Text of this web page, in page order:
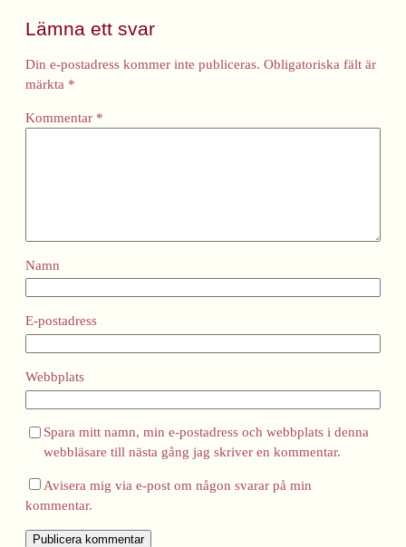
Lämna ett svar
Din e-postadress kommer inte publiceras. Obligatoriska fält är
märkta *
Kommentar *
Namn
E-postadress
Webbplats
Spara mitt namn, min e-postadress och webbplats i denna
webbläsare till nästa gång jag skriver en kommentar.
Avisera mig via e-post om någon svarar på min
kommentar.